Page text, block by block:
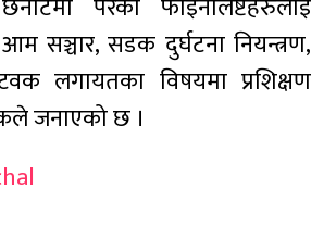
परेका फाइनलिष्टहरुलाई
सञ्चार, सडक दुर्घटना नियन्त्रण,
लगायतका विषयमा प्रशिक्षण
जनाएको छ ।